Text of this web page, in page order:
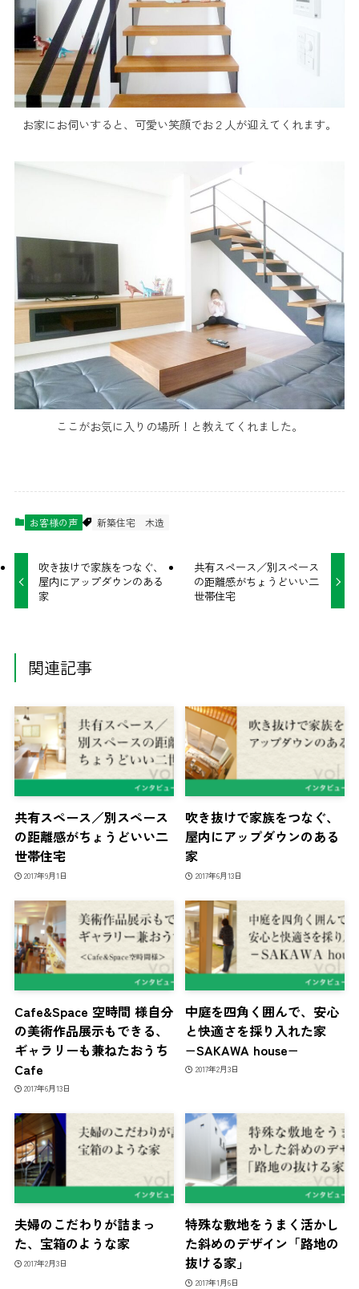
お家にお伺いすると、可愛い笑顔でお２人が迎えてくれます。
ここがお気に入りの場所！と教えてくれました。
お客様の声 新築住宅 木造
吹き抜けで家族をつなぐ、
屋内にアップダウンのある
家
共有スペース／別スペース
の距離感がちょうどいい二
世帯住宅
関連記事
共有スペース／別スペース
の距離感がちょうどいい二
世帯住宅
2017年9月1日
吹き抜けで家族をつなぐ、
屋内にアップダウンのある
家
2017年6月13日
Cafe&Space 空時間 様自分
の美術作品展示もできる、
ギャラリーも兼ねたおうち
Cafe
2017年6月13日
中庭を四角く囲んで、安心
と快適さを採り入れた家
−SAKAWA house−
2017年2月3日
夫婦のこだわりが詰まっ
た、宝箱のような家
2017年2月3日
特殊な敷地をうまく活かし
た斜めのデザイン「路地の
抜ける家」
2017年1月6日